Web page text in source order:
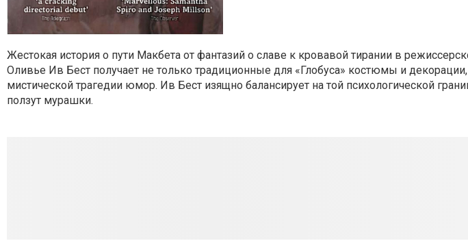
Жестокая история о пути Макбета от фантазий о славе к кровавой тирании в
Оливье Ив Бест получает не только традиционные для «Глобуса» костюмы и
мистической трагедии юмор. Ив Бест изящно балансирует на той психологической
ползут мурашки.